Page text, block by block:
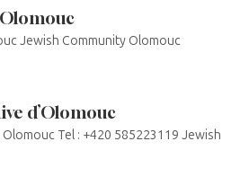
Jewish Community Olomouc
d’Olomouc
Tel : +420 585223119 Jewish